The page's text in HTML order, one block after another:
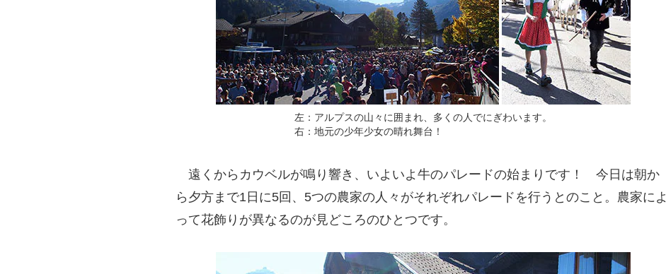
左：アルプスの山々に囲まれ、多くの人でにぎわいます。
右：地元の少年少女の晴れ舞台！
遠くからカウベルが鳴り響き、いよいよ牛のパレードの始まりです！ 今日は朝か
ら夕方まで1日に5回、5つの農家の人々がそれぞれパレードを行うとのこと。農家によ
って花飾りが異なるのが見どころのひとつです。